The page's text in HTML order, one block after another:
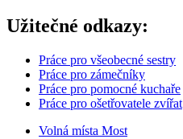
Užitečné odkazy:
Práce pro všeobecné sestry
Práce pro zámečníky
Práce pro pomocné kuchaře
Práce pro ošetřovatele zvířat
Volná místa Most